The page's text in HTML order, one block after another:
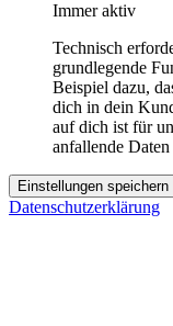
Immer aktiv
Technisch
grundlegende
Beispiel dazu,
dich in dein
auf dich ist für
anfallende
Einstellungen speichern
Datenschutzerklärung